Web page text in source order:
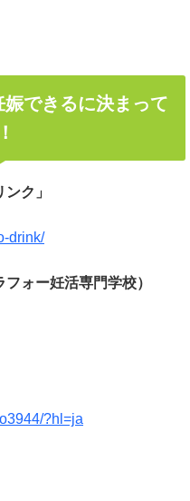
できるに決まって
ク」
drink/
ォー妊活専門学校）
?hl=ja